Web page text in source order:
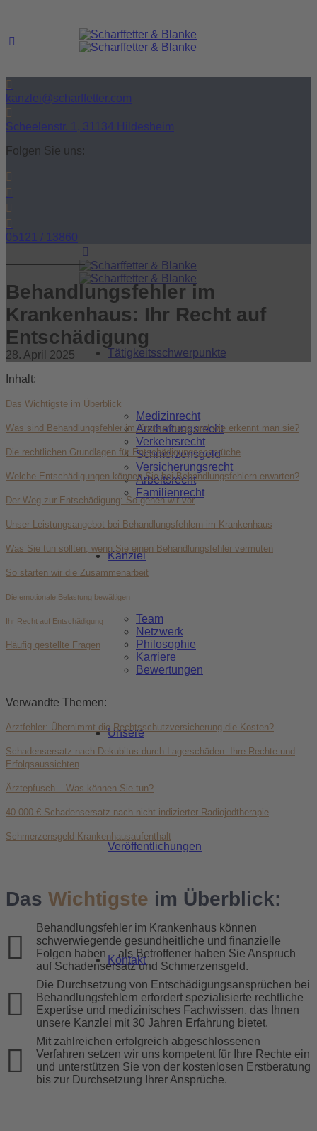
kanzlei@scharffetter.com
Scheelenstr. 1, 31134 Hildesheim
Folgen Sie uns:
05121 / 13860
Tätigkeitsschwerpunkte
Medizinrecht
Arzthaftungsrecht
Verkehrsrecht
Schmerzensgeld
Versicherungsrecht
Arbeitsrecht
Familienrecht
Kanzlei
Team
Netzwerk
Philosophie
Karriere
Bewertungen
Unsere
Veröffentlichungen
Kontakt
Behandlungsfehler im
Krankenhaus: Ihr Recht auf
Entschädigung
28. April 2025
Inhalt:
Das Wichtigste im Überblick
Was sind Behandlungsfehler im Krankenhaus und wie erkennt man sie?
Die rechtlichen Grundlagen für Entschädigungsansprüche
Welche Entschädigungen können Sie bei Behandlungsfehlern erwarten?
Der Weg zur Entschädigung: So gehen wir vor
Unser Leistungsangebot bei Behandlungsfehlern im Krankenhaus
Was Sie tun sollten, wenn Sie einen Behandlungsfehler vermuten
So starten wir die Zusammenarbeit
Die emotionale Belastung bewältigen
Ihr Recht auf Entschädigung
Häufig gestellte Fragen
Verwandte Themen:
Arztfehler: Übernimmt die Rechtsschutzversicherung die Kosten?
Schadensersatz nach Dekubitus durch Lagerschäden: Ihre Rechte und
Erfolgsaussichten
Ärztepfusch – Was können Sie tun?
40.000 € Schadensersatz nach nicht indizierter Radiojodtherapie
Schmerzensgeld Krankenhausaufenthalt
Das Wichtigste im Überblick:
Behandlungsfehler im Krankenhaus können
schwerwiegende gesundheitliche und finanzielle
Folgen haben – als Betroffener haben Sie Anspruch
auf Schadensersatz und Schmerzensgeld.
Die Durchsetzung von Entschädigungsansprüchen bei
Behandlungsfehlern erfordert spezialisierte rechtliche
Expertise und medizinisches Fachwissen, das Ihnen
unsere Kanzlei mit 30 Jahren Erfahrung bietet.
Mit zahlreichen erfolgreich abgeschlossenen
Verfahren setzen wir uns kompetent für Ihre Rechte ein
und unterstützen Sie von der kostenlosen Erstberatung
bis zur Durchsetzung Ihrer Ansprüche.